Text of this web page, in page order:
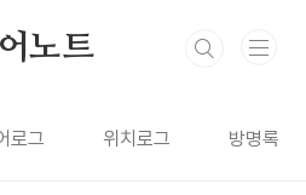
노트
로그 위치로그 방명록